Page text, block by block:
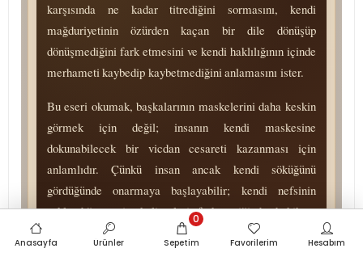
karşısında ne kadar titrediğini sormasını, kendi
mağduriyetinin özürden kaçan bir dile dönüşüp
dönüşmediğini fark etmesini ve kendi haklılığının içinde
merhameti kaybedip kaybetmediğini anlamasını ister.
Bu eseri okumak, başkalarının maskelerini daha keskin
görmek için değil; insanın kendi maskesine
dokunabilecek bir vicdan cesareti kazanması için
anlamlıdır. Çünkü insan ancak kendi söküğünü
gördüğünde onarmaya başlayabilir; kendi nefsinin
saklandığı temiz kelimeleri fark ettiğinde hakikate
yaklaşabilir; kendi acısının, kendi iyiliğinin, kendi
dindarlığının ve kendi mağduriyetinin hesabını
Anasayfa Ürünler Sepetim
0
Favorilerim Hesabım